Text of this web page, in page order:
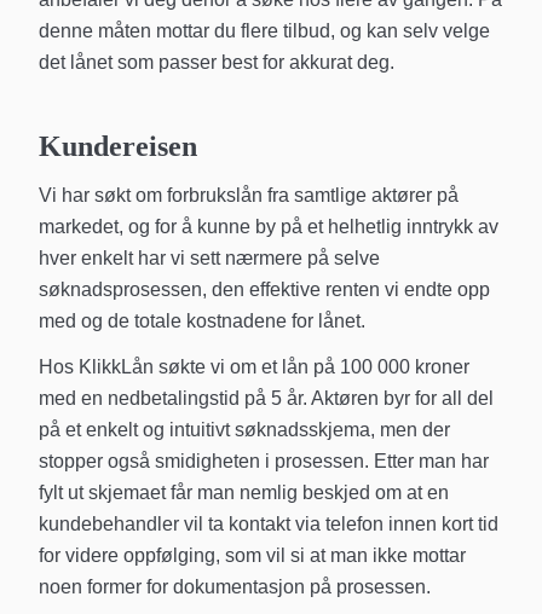
denne måten mottar du flere tilbud, og kan selv velge
det lånet som passer best for akkurat deg.
Kundereisen
Vi har søkt om forbrukslån fra samtlige aktører på
markedet, og for å kunne by på et helhetlig inntrykk av
hver enkelt har vi sett nærmere på selve
søknadsprosessen, den effektive renten vi endte opp
med og de totale kostnadene for lånet.
Hos KlikkLån søkte vi om et lån på 100 000 kroner
med en nedbetalingstid på 5 år. Aktøren byr for all del
på et enkelt og intuitivt søknadsskjema, men der
stopper også smidigheten i prosessen. Etter man har
fylt ut skjemaet får man nemlig beskjed om at en
kundebehandler vil ta kontakt via telefon innen kort tid
for videre oppfølging, som vil si at man ikke mottar
noen former for dokumentasjon på prosessen.